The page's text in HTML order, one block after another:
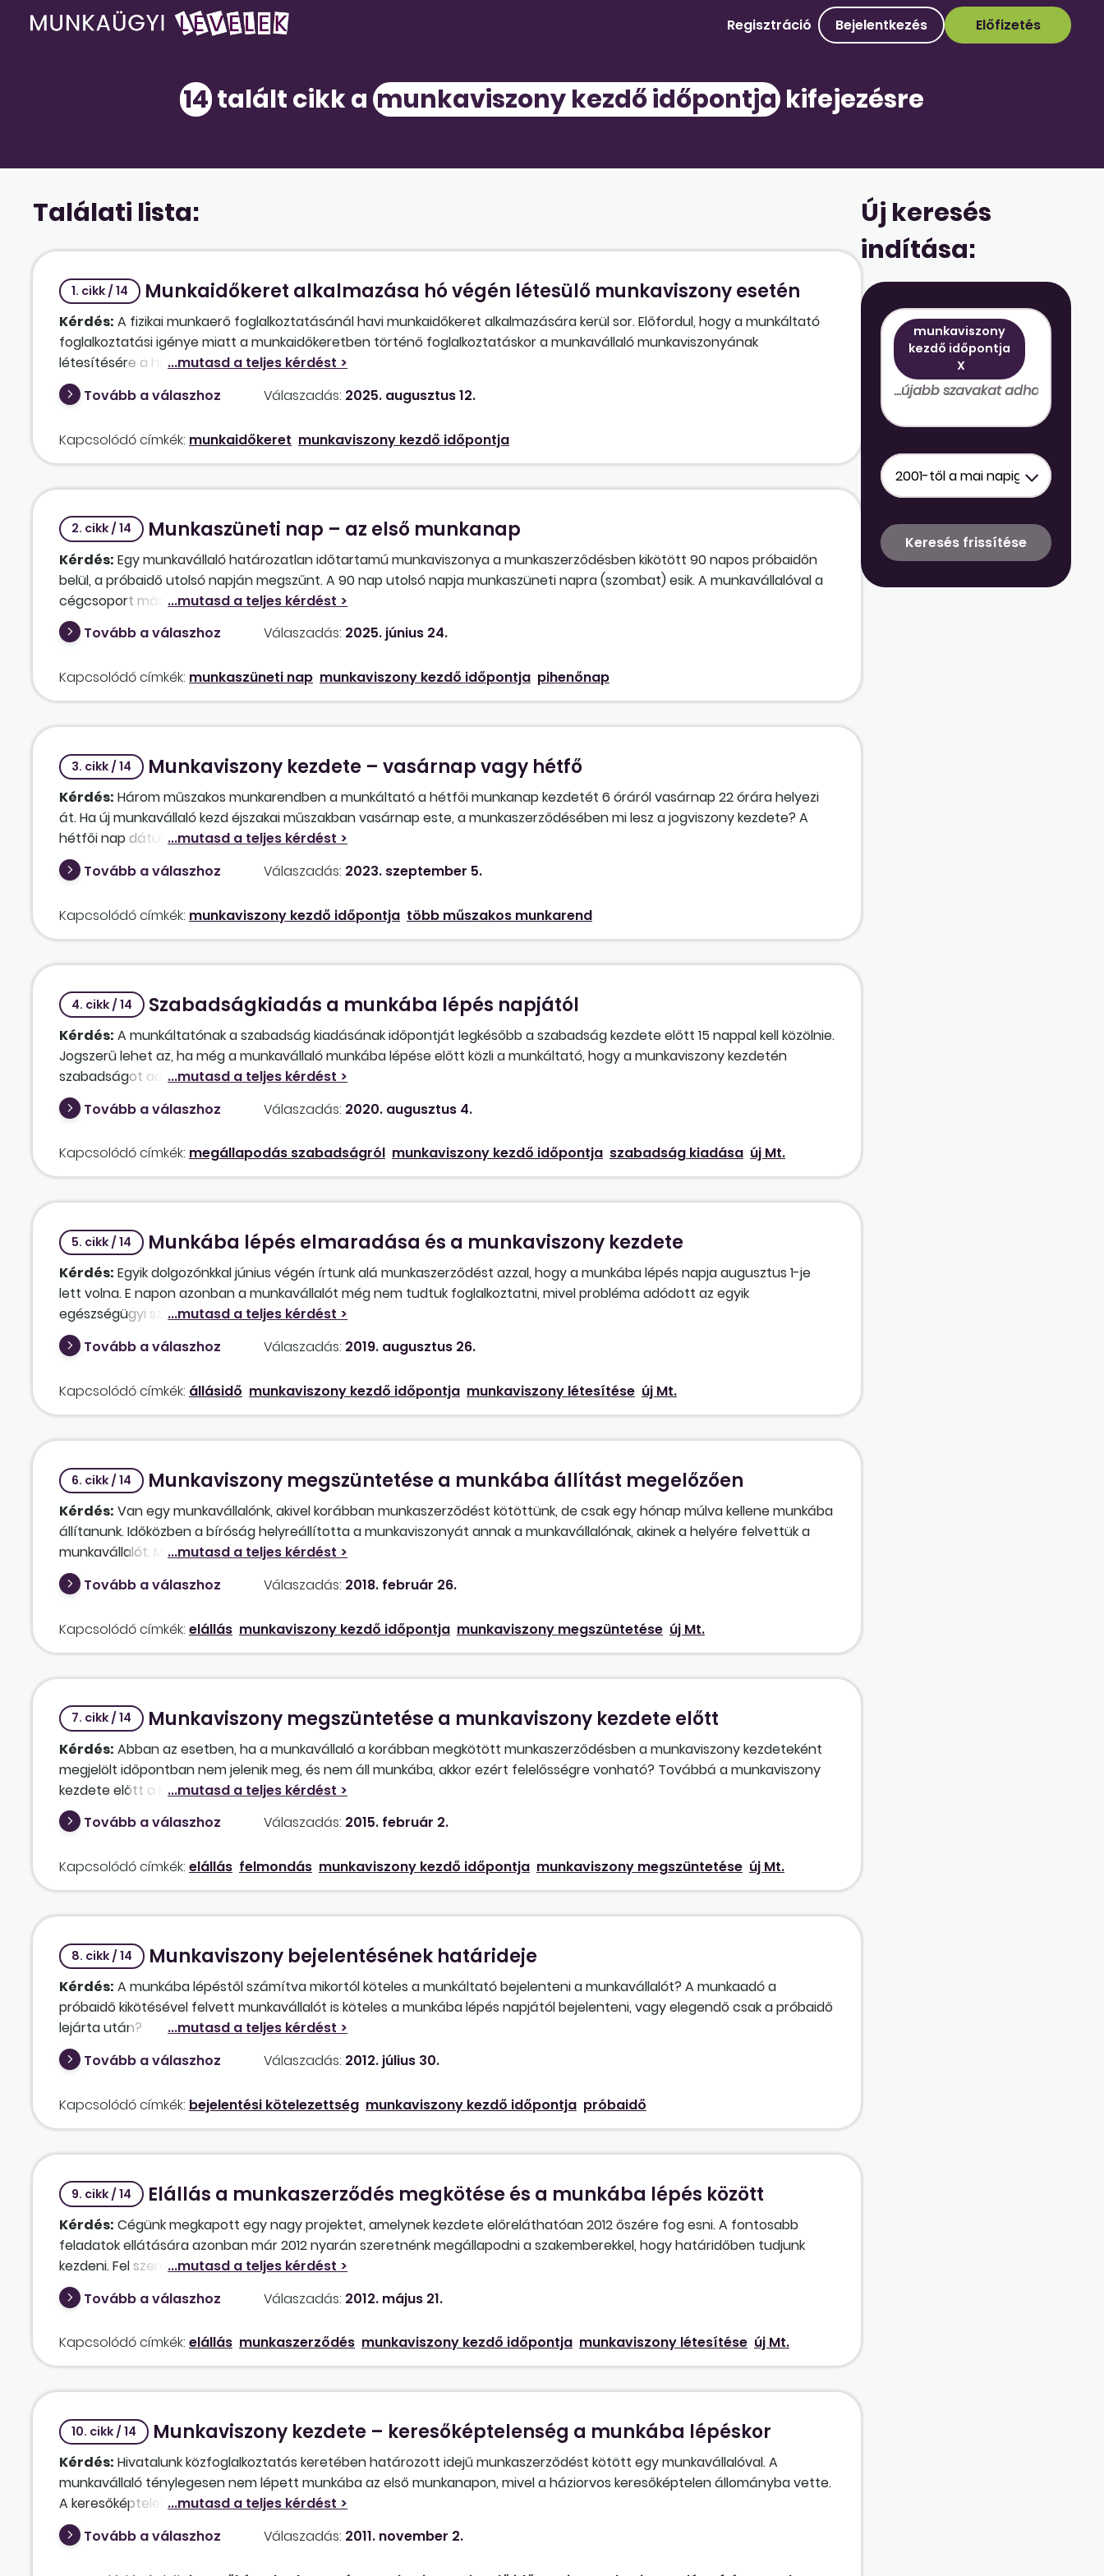
Regisztráció Bejelentkezés Előfizetés
14 talált cikk a munkaviszony kezdő időpontja kifejezésre
Találati lista:
1. cikk / 14 Munkaidőkeret alkalmazása hó végén létesülő munkaviszony esetén
Kérdés: A fizikai munkaerő foglalkoztatásánál havi munkaidőkeret alkalmazására kerül sor. Előfordul, hogy a munkáltató
foglalkoztatási igénye miatt a munkaidőkeretben történő foglalkoztatáskor a munkavállaló munkaviszonyának
létesítésére a hónap utolsó napján kerül sor. Előállhat-e az a helyzet, hogy a havi munkaidőkeretben történő
foglalkoztatás miatt a munkavállaló munkába állása és a munkaidőkeret utolsó napja azonos napra esik?
Tovább a válaszhoz Válaszadás: 2025. augusztus 12.
Kapcsolódó címkék: munkaidőkeret munkaviszony kezdő időpontja
2. cikk / 14 Munkaszüneti nap – az első munkanap
Kérdés: Egy munkavállaló határozatlan időtartamú munkaviszonya a munkaszerződésben kikötött 90 napos próbaidőn
belül, a próbaidő utolsó napján megszűnt. A 90 nap utolsó napja munkaszüneti napra (szombat) esik. A munkavállalóval a
cégcsoport másik társasága a következő napi kezdéssel új munkaszerződést kíván kötni. A szándékolt munkaviszony
kezdési napja így munkaszüneti napra esik (vasárnap). Lehetséges-e az új munkaszerződés kezdési napjának ezt a napot
megjelölni, kezdődhet-e a munkaviszony munkaszüneti nappal, vagy az új munkaviszony létesítésének a napja a
szerződéssel.
Tovább a válaszhoz Válaszadás: 2025. június 24.
Kapcsolódó címkék: munkaszüneti nap munkaviszony kezdő időpontja pihenőnap
3. cikk / 14 Munkaviszony kezdete – vasárnap vagy hétfő
Kérdés: Három műszakos munkarendben a munkáltató a hétfői munkanap kezdetét 6 óráról vasárnap 22 órára helyezi
át. Ha új munkavállaló kezd éjszakai műszakban vasárnap este, a munkaszerződésében mi lesz a jogviszony kezdete? A
hétfői nap dátuma, mivel a hétfőhöz tartozik a vasárnapi két óra munkavégzés, vagy mindenképp a vasárnap, mert a
munkaviszony kezdete naptári napra határozandó meg?
Tovább a válaszhoz Válaszadás: 2023. szeptember 5.
Kapcsolódó címkék: munkaviszony kezdő időpontja több műszakos munkarend
4. cikk / 14 Szabadságkiadás a munkába lépés napjától
Kérdés: A munkáltatónak a szabadság kiadásának időpontját legkésőbb a szabadság kezdete előtt 15 nappal kell közölnie.
Jogszerű lehet az, ha még a munkavállaló munkába lépése előtt közli a munkáltató, hogy a munkaviszony kezdetén
szabadságot ad ki? Tehát egy július 1. napján kezdődő munkaviszony esetén megteheti-e a munkáltató, hogy júniusban, a
jogviszonyt megelőző 15 nappal jelzi a belépő kollégának, hogy július 1-jétől szabadságra szeretné küldeni?
Tovább a válaszhoz Válaszadás: 2020. augusztus 4.
Kapcsolódó címkék: megállapodás szabadságról munkaviszony kezdő időpontja szabadság kiadása új Mt.
5. cikk / 14 Munkába lépés elmaradása és a munkaviszony kezdete
Kérdés: Egyik dolgozónkkal június végén írtunk alá munkaszerződést azzal, hogy a munkába lépés napja augusztus 1-je
lett volna. E napon azonban a munkavállalót még nem tudtuk foglalkoztatni, mivel probléma adódott az egyik
egészségügyi szűrővizsgálaton, amelynek így még nem volt végleges eredménye. Az előzetes egészségügyi
alkalmasságát igazoló okiratot végül csak augusztus 8-án kaptuk kézhez. Kell-e munkabért fizetnünk erre az időszakra? A
jövőt illetően előírhatjuk-e, hogy a munkaviszony csak a munkavállaló tényleges munkába állásával kezdődik el?
Tovább a válaszhoz Válaszadás: 2019. augusztus 26.
Kapcsolódó címkék: állásidő munkaviszony kezdő időpontja munkaviszony létesítése új Mt.
6. cikk / 14 Munkaviszony megszüntetése a munkába állítást megelőzően
Kérdés: Van egy munkavállalónk, akivel korábban munkaszerződést kötöttünk, de csak egy hónap múlva kellene munkába
állítanunk. Időközben a bíróság helyreállította a munkaviszonyát annak a munkavállalónak, akinek a helyére felvettük a
munkavállalót. Mivel két munkavállalóra ugyanabban a munkakörben nincs szükségünk, nem szeretnénk őt alkalmazni.
Tekintettel arra, hogy nem kívánunk ismét egy jogellenes megszüntetésbe "beleszaladni", hogyan szüntethetjük meg
jogszerűen a munkaviszonyát? Hivatkozhatunk a munkaszerződésében kikötött próbaidőre?
Tovább a válaszhoz Válaszadás: 2018. február 26.
Kapcsolódó címkék: elállás munkaviszony kezdő időpontja munkaviszony megszüntetése új Mt.
7. cikk / 14 Munkaviszony megszüntetése a munkaviszony kezdete előtt
Kérdés: Abban az esetben, ha a munkavállaló a korábban megkötött munkaszerződésben a munkaviszony kezdeteként
megjelölt időpontban nem jelenik meg, és nem áll munkába, akkor ezért felelősségre vonható? Továbbá a munkaviszony
kezdete előtt a korábban megkötött szerződést egyoldalúan felmondhatja-e valamelyik fél?
Tovább a válaszhoz
Válaszadás: 2015. február 2.
Kapcsolódó címkék: elállás felmondás munkaviszony kezdő időpontja munkaviszony megszüntetése új Mt.
8. cikk / 14 Munkaviszony bejelentésének határideje
Kérdés: A munkába lépéstől számítva mikortól köteles a munkáltató bejelenteni a munkavállalót? A munkaadó a
próbaidő kikötésével felvett munkavállalót is köteles a munkába lépés napjától bejelenteni, vagy elegendő csak a próbaidő
lejárta után?
Tovább a válaszhoz
Válaszadás: 2012. július 30.
Kapcsolódó címkék: bejelentési kötelezettség munkaviszony kezdő időpontja próbaidő
9. cikk / 14 Elállás a munkaszerződés megkötése és a munkába lépés között
Kérdés: Cégünk megkapott egy nagy projektet, amelynek kezdete előreláthatóan 2012 őszére fog esni. A fontosabb
feladatok ellátására azonban már 2012 nyarán szeretnénk megállapodni a szakemberekkel, hogy határidőben tudjunk
kezdeni. Fel szeretnénk készülni azonban arra az esetre is, ha valami miatt mégsem kerülne sor a projekt megvalósítására.
Ilyen esetben hogyan tudjuk majd legegyszerűbben megszüntetni a munkaviszonyokat, ha úgy állapodunk meg velük 2012
nyarán, hogy a munkaviszony kezdetének napja 2012. szeptember 1-je lesz?
Tovább a válaszhoz Válaszadás: 2012. május 21.
Kapcsolódó címkék: elállás munkaszerződés munkaviszony kezdő időpontja munkaviszony létesítése új Mt.
10. cikk / 14 Munkaviszony kezdete – keresőképtelenség a munkába lépéskor
Kérdés: Hivatalunk közfoglalkoztatás keretében határozott idejű munkaszerződést kötött egy munkavállalóval. A
munkavállaló ténylegesen nem lépett munkába az első munkanapon, mivel a háziorvos keresőképtelen állományba vette.
A keresőképtelensége a határozott idő lejárta előtt pár nappal ért véget, s ekkor a munkavállaló kérte, hogy adjuk ki neki a
határozott időre járó szabadságát. Helyesen jártunk-e el, ha közöltük vele, hogy munkaviszonya a tényleges munkába
lépés hiánya miatt nem jött létre, s így nem illeti meg a szabadság, továbbá táppénzre sem jogosult a Magyar
Tovább a válaszhoz Válaszadás: 2011. november 2.
Új keresés
indítása:
munkaviszony
kezdő időpontja
X